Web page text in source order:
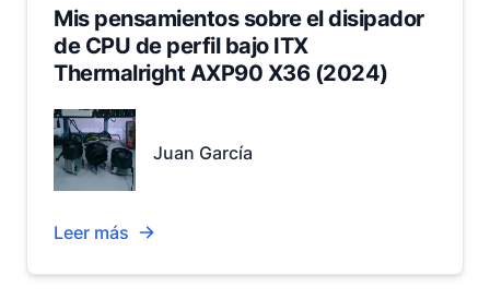
Mis pensamientos sobre el disipador
de CPU de perfil bajo ITX
Thermalright AXP90 X36 (2024)
Juan García
Leer más